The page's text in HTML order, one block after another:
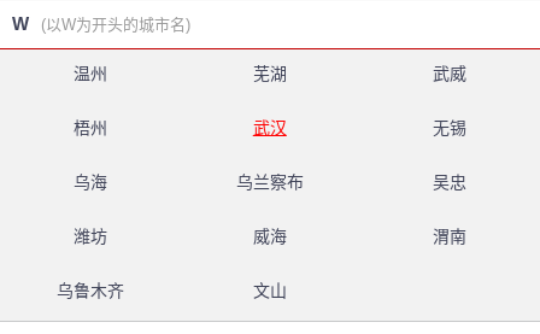
W (以W为开头的城市名)
温州 芜湖 武威
梧州 武汉 无锡
乌海 乌兰察布 吴忠
潍坊 威海 渭南
乌鲁木齐 文山